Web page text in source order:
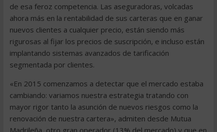
de esa feroz competencia. Las aseguradoras, volcadas
ahora más en la rentabilidad de sus carteras que en ganar
nuevos clientes a cualquier precio, están siendo más
rigurosas al fijar los precios de suscripción, e incluso están
implantando sistemas avanzados de tarificación
segmentada por clientes.
«En 2015 comenzamos a detectar que el mercado estaba
cambiando: variamos nuestra estrategia tratando con
mayor rigor tanto la asunción de nuevos riesgos como la
renovación de nuestra cartera», admiten desde Mutua
Madrileña, otro gran operador (13% del mercado) y que en